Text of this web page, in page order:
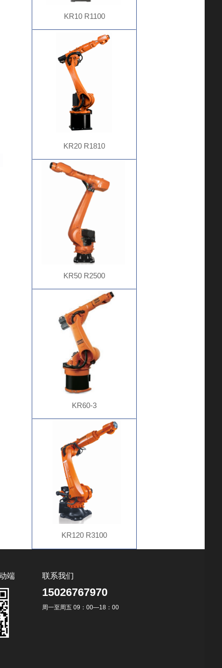
KR10 R1100
KR20 R1810
KR50 R2500
KR60-3
KR120 R3100
端 联系我们
15026767970
周一至周五 09：00—18：00